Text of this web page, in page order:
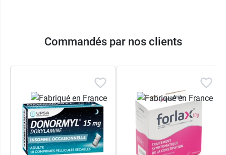
Commandés par nos clients